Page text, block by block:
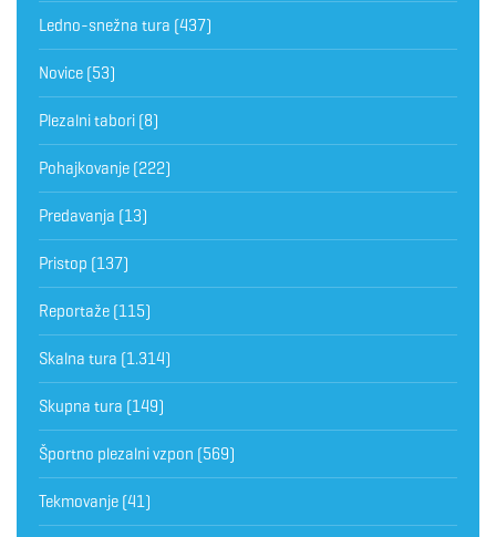
Ledno-snežna tura (437)
Novice (53)
Plezalni tabori (8)
Pohajkovanje (222)
Predavanja (13)
Pristop (137)
Reportaže (115)
Skalna tura (1.314)
Skupna tura (149)
Športno plezalni vzpon (569)
Tekmovanje (41)